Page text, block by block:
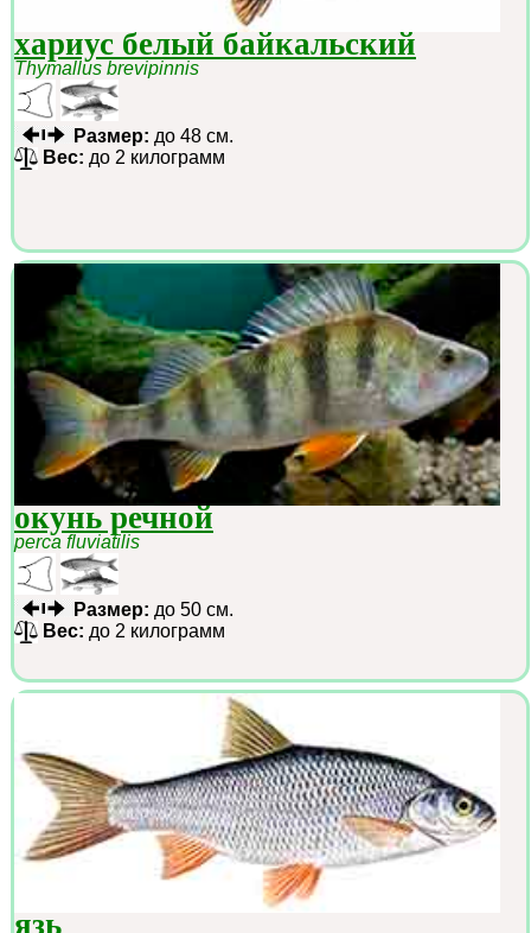
хариус белый байкальский
Thymallus brevipinnis
Размер: до 48 см.
Вес: до 2 килограмм
окунь речной
perca fluviatilis
Размер: до 50 см.
Вес: до 2 килограмм
язь